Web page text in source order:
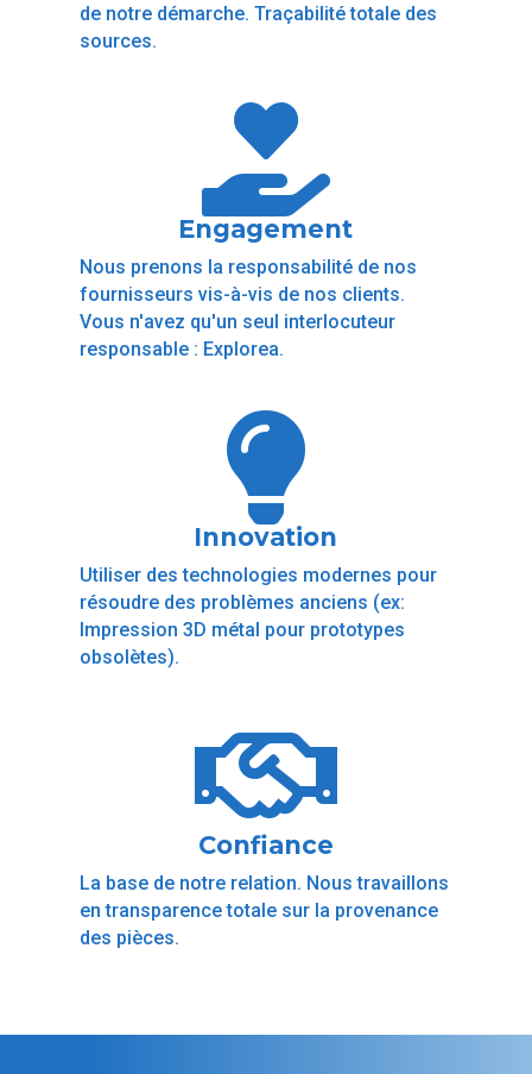
de notre démarche. Traçabilité totale des
sources.

Engagement
Nous prenons la responsabilité de nos
fournisseurs vis-à-vis de nos clients.
Vous n'avez qu'un seul interlocuteur
responsable : Explorea.

Innovation
Utiliser des technologies modernes pour
résoudre des problèmes anciens (ex:
Impression 3D métal pour prototypes
obsolètes).

Confiance
La base de notre relation. Nous travaillons
en transparence totale sur la provenance
des pièces.